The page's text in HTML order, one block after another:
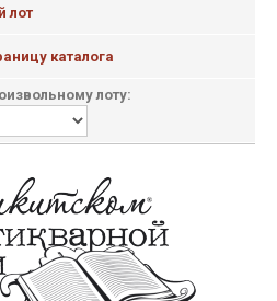
лот
каталога
лоту: